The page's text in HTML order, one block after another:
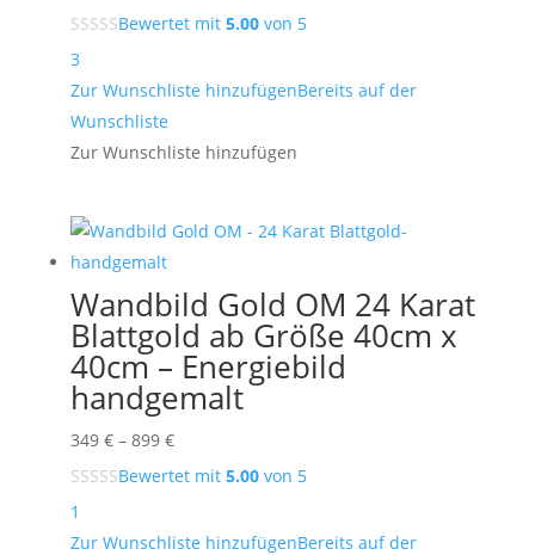
199 €
549 €
Bewertet mit 5.00von 5
3
Zur Wunschliste hinzufügenBereits auf der
Wunschliste
Zur Wunschliste hinzufügen
Wandbild Gold OM 24 Karat
Blattgold ab Größe 40cm x
40cm – Energiebild
handgemalt
349 € – 899 €Preisspanne:
349 €
899 €
Bewertet mit 5.00von 5
1
Zur Wunschliste hinzufügenBereits auf der